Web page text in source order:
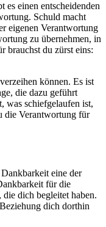
einen entscheidenden
Schuld macht
eigenen Verantwortung
zu übernehmen, in
brauchst du zürst eins:
können. Es ist
die dazu geführt
was schiefgelaufen ist,
die Verantwortung für
eine der
für die
dich begleitet haben.
dich dorthin